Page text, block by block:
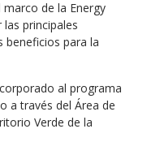
marco de la Energy
principales
beneficios para la
al programa
a través del Área de
Verde de la